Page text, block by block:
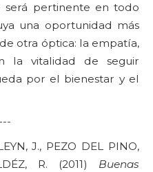
pertinente en todo
una oportunidad más
otra óptica: la empatía,
la vitalidad de seguir
por el bienestar y el
J., PEZO DEL PINO,
R. (2011) Buenas